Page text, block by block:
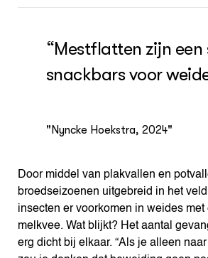
“Mestflatten zijn een
snackbars voor
"Nyncke Hoekstra, 2024"
Door middel van plakvallen en
broedseizoenen uitgebreid in het
insecten er voorkomen in weides met
melkvee. Wat blijkt? Het aantal
erg dicht bij elkaar. “Als je alleen